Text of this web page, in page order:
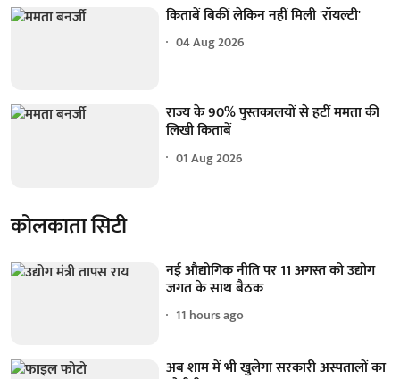
किताबें बिकीं लेकिन नहीं मिली 'रॉयल्टी'
04 Aug 2026
राज्य के 90% पुस्तकालयों से हटीं ममता की
लिखी किताबें
01 Aug 2026
कोलकाता सिटी
नई औद्योगिक नीति पर 11 अगस्त को उद्योग
जगत के साथ बैठक
11 hours ago
अब शाम में भी खुलेगा सरकारी अस्पतालों का